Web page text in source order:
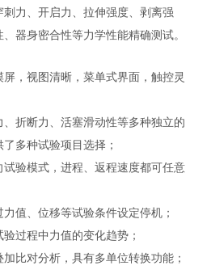
力、开启力、拉伸强度、剥离强
、器身密合性等力学性能精确测试。
，视图清晰，菜单式界面，触控灵
折断力、活塞滑动性等多种独立的
多种试验项目选择；
验模式，进程、返程速度都可任意
值、位移等试验条件设定停机；
过程中力值的变化趋势；
比对分析，具有多单位转换功能；